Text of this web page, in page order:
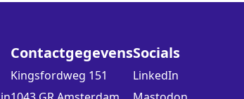
Contactgegevens
Kingsfordweg 151
Socials
LinkedIn